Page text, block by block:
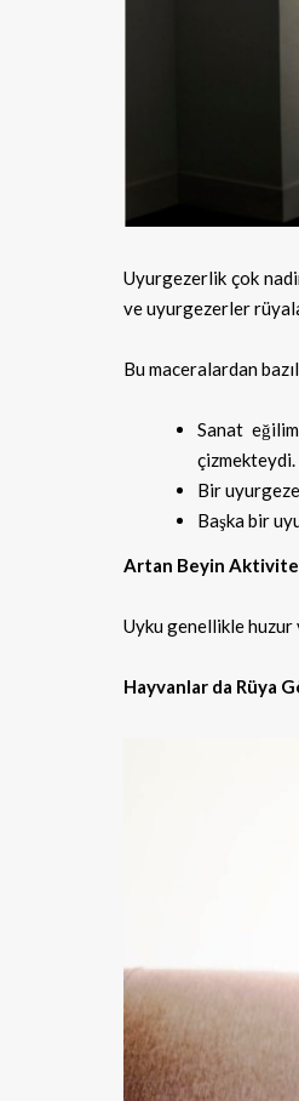
Uyurgezerlik çok
ve uyurgezerler
Bu maceralardan
Sanat
çizmekteydi.
Bir
Başka bir
Artan Beyin
Uyku genellikle
Hayvanlar da Rüya